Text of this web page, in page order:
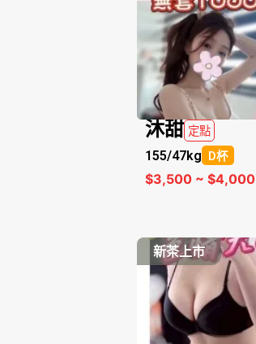
沐甜 定點
155/47kg D杯
$3,500 ~ $4,000
新茶上市